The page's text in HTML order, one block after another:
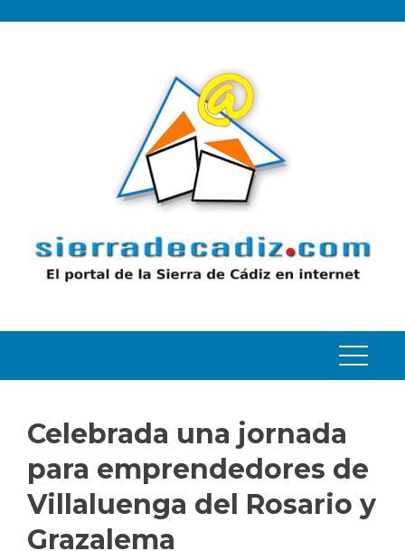
Celebrada una jornada
para emprendedores de
Villaluenga del Rosario y
Grazalema